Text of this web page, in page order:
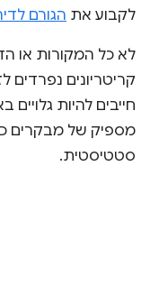
לקבוע את הגורם
לא כל המקורות או
קריטריונים נפרדים
חייבים להיות גלויים
מספיק של מבקרים
סטטיסטית.